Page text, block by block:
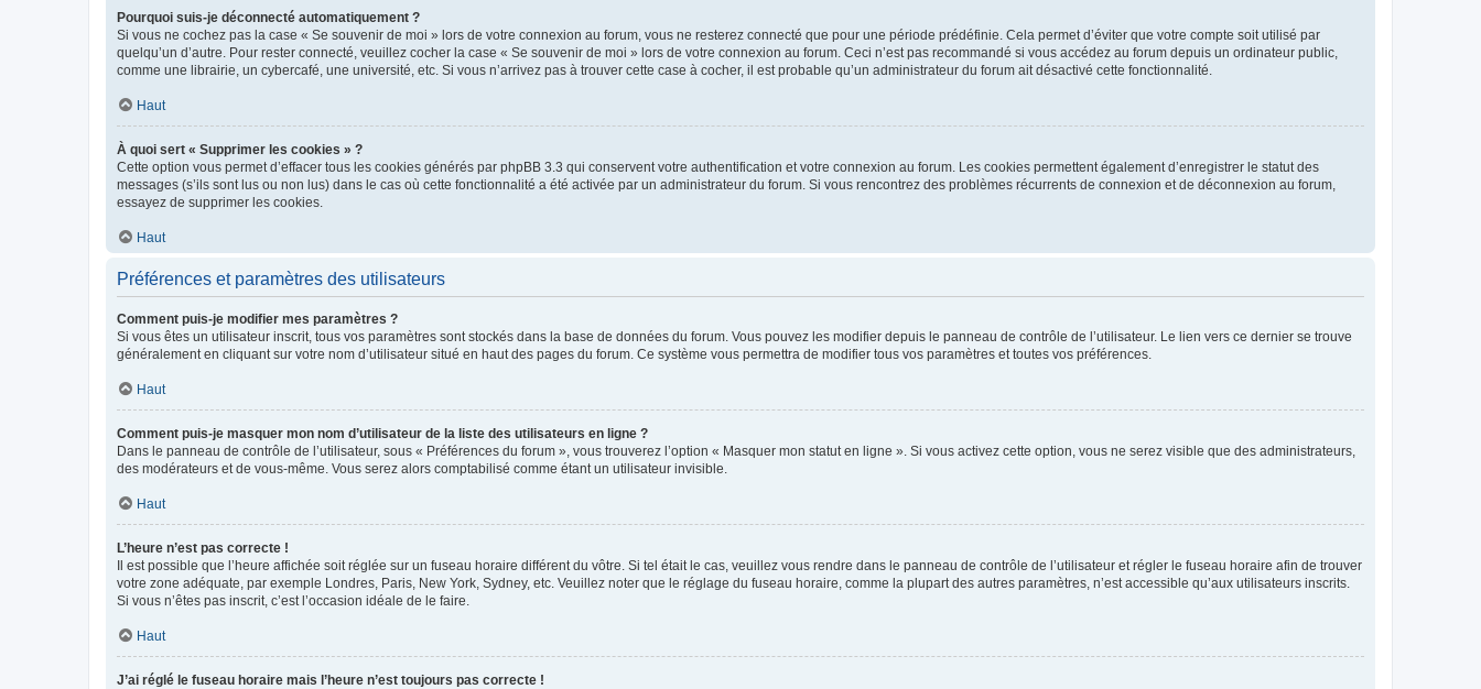
Pourquoi suis-je déconnecté automatiquement ?
Si vous ne cochez pas la case « Se souvenir de moi » lors de votre connexion au forum, vous ne resterez connecté que pour une période prédéfinie. Cela permet d’éviter que votre compte soit utilisé par
quelqu’un d’autre. Pour rester connecté, veuillez cocher la case « Se souvenir de moi » lors de votre connexion au forum. Ceci n’est pas recommandé si vous accédez au forum depuis un ordinateur public,
comme une librairie, un cybercafé, une université, etc. Si vous n’arrivez pas à trouver cette case à cocher, il est probable qu’un administrateur du forum ait désactivé cette fonctionnalité.
Haut
À quoi sert « Supprimer les cookies » ?
Cette option vous permet d’effacer tous les cookies générés par phpBB 3.3 qui conservent votre authentification et votre connexion au forum. Les cookies permettent également d’enregistrer le statut des
messages (s’ils sont lus ou non lus) dans le cas où cette fonctionnalité a été activée par un administrateur du forum. Si vous rencontrez des problèmes récurrents de connexion et de déconnexion au forum,
essayez de supprimer les cookies.
Haut
Préférences et paramètres des utilisateurs
Comment puis-je modifier mes paramètres ?
Si vous êtes un utilisateur inscrit, tous vos paramètres sont stockés dans la base de données du forum. Vous pouvez les modifier depuis le panneau de contrôle de l’utilisateur. Le lien vers ce dernier se trouve
généralement en cliquant sur votre nom d’utilisateur situé en haut des pages du forum. Ce système vous permettra de modifier tous vos paramètres et toutes vos préférences.
Haut
Comment puis-je masquer mon nom d’utilisateur de la liste des utilisateurs en ligne ?
Dans le panneau de contrôle de l’utilisateur, sous « Préférences du forum », vous trouverez l’option « Masquer mon statut en ligne ». Si vous activez cette option, vous ne serez visible que des administrateurs,
des modérateurs et de vous-même. Vous serez alors comptabilisé comme étant un utilisateur invisible.
Haut
L’heure n’est pas correcte !
Il est possible que l’heure affichée soit réglée sur un fuseau horaire différent du vôtre. Si tel était le cas, veuillez vous rendre dans le panneau de contrôle de l’utilisateur et régler le fuseau horaire afin de trouver
votre zone adéquate, par exemple Londres, Paris, New York, Sydney, etc. Veuillez noter que le réglage du fuseau horaire, comme la plupart des autres paramètres, n’est accessible qu’aux utilisateurs inscrits.
Si vous n’êtes pas inscrit, c’est l’occasion idéale de le faire.
Haut
J’ai réglé le fuseau horaire mais l’heure n’est toujours pas correcte !